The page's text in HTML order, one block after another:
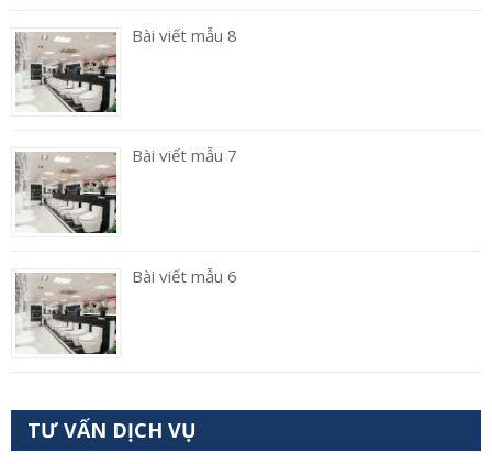
Bài viết mẫu 8
Bài viết mẫu 7
Bài viết mẫu 6
TƯ VẤN DỊCH VỤ